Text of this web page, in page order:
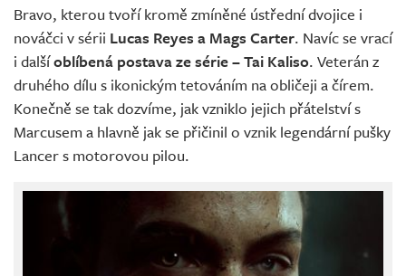
Bravo, kterou tvoří kromě zmíněné ústřední dvojice i
nováčci v sérii Lucas Reyes a Mags Carter. Navíc se vrací
i dalšíoblíbená postava ze série – Tai Kaliso. Veterán z
druhého dílu s ikonickým tetováním na obličeji a čírem.
Konečně se tak dozvíme, jak vzniklo jejich přátelství s
Marcusem a hlavně jak se přičinil o vznik legendární pušky
Lancer s motorovou pilou.